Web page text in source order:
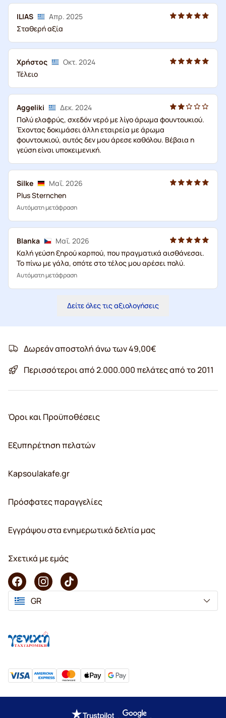
ILIAS
Απρ. 2025
Σταθερή αξία
Χρήστος
Οκτ. 2024
Τέλειο
Aggeliki
Δεκ. 2024
Πολύ ελαφρύς, σχεδόν νερό με λίγο άρωμα φουντουκιού.
Έχοντας δοκιμάσει άλλη εταιρεία με άρωμα
φουντουκιού, αυτός δεν μου άρεσε καθόλου. Βέβαια η
γεύση είναι υποκειμενική.
Silke
Μαΐ. 2026
Plus Sternchen
Αυτόματη μετάφραση
Blanka
Μαΐ. 2026
Καλή γεύση ξηρού καρπού, που πραγματικά αισθάνεσαι.
Το πίνω με γάλα, οπότε στο τέλος μου αρέσει πολύ.
Αυτόματη μετάφραση
Δείτε όλες τις αξιολογήσεις
Δωρεάν αποστολή άνω των 49,00€
Περισσότεροι από 2.000.000 πελάτες από το 2011
Όροι και Προϋποθέσεις
Εξυπηρέτηση πελατών
Kapsoulakafe.gr
Πρόσφατες παραγγελίες
Εγγράψου στα ενημερωτικά δελτία μας
Σχετικά με εμάς
GR